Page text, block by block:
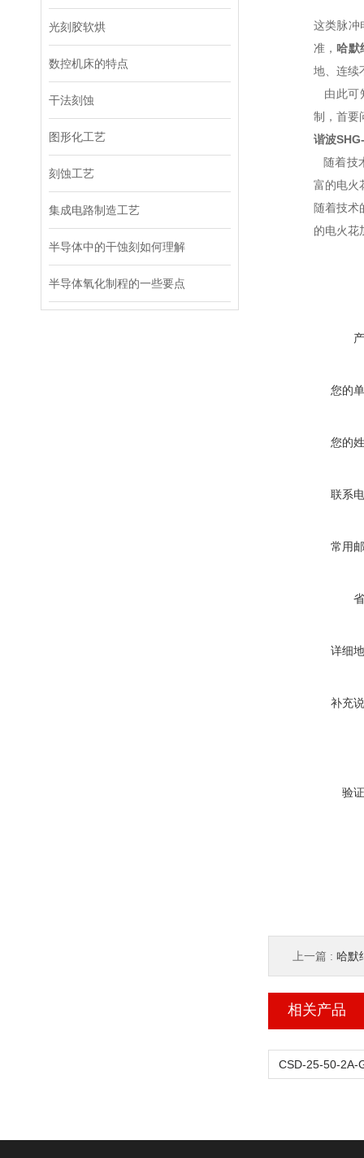
光刻胶软烘
数控机床的特点
干法刻蚀
图形化工艺
刻蚀工艺
集成电路制造工艺
半导体中的干蚀刻如何理解
半导体氧化制程的一些要点
这类脉冲
准，哈默
地、连续
由此可
制，首要
谐波
随着技
富的电火
随着技术
的电火花
您的
您的
联系
常用
详细
补充
验
上一篇 : 哈默
相关产品